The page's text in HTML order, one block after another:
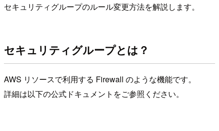
セキュリティグループのルール変更方法を解説します。
セキュリティグループとは？
AWS リソースで利用する Firewall のような機能です。
詳細は以下の公式ドキュメントをご参照ください。